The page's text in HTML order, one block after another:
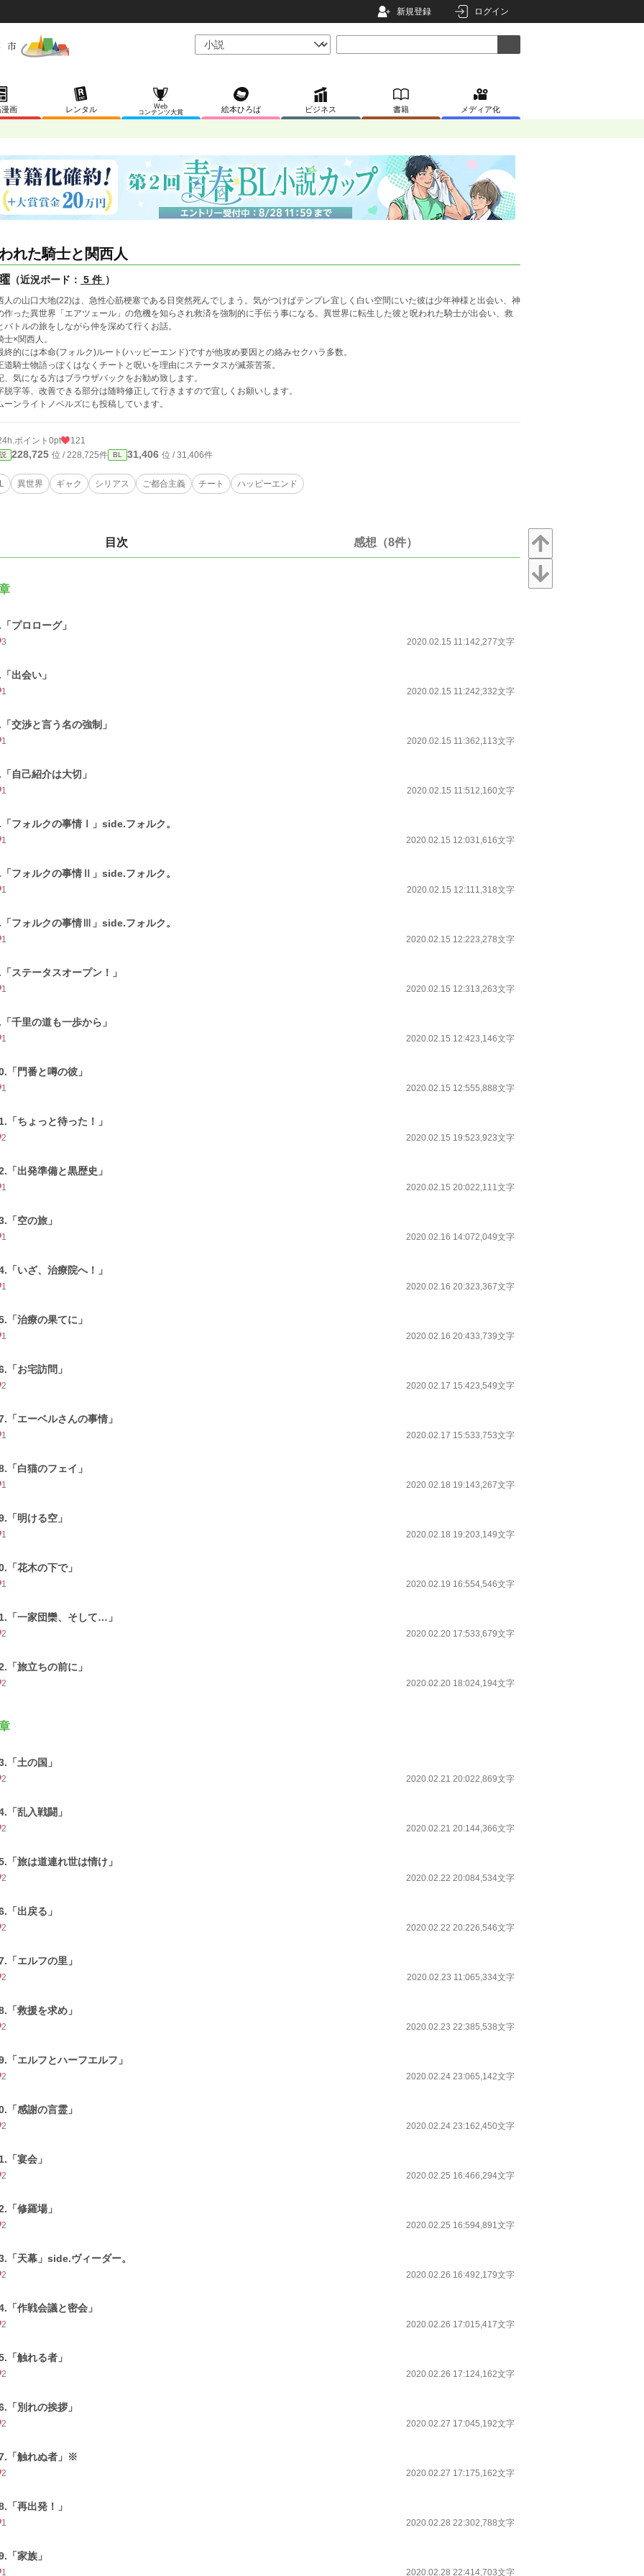
新規登録 ログイン
画 レンタル
Web
コンテンツ大賞
絵本ひろば ビジネス 書籍 メディア化
れた騎士と関西人
（近況ボード： 5 件 ）
人の山口大地(22)は、急性心筋梗塞である日突然死んでしまう。気がつけばテンプレ宜しく白い空間にいた彼は少年神様と出会い、神
作った異世界「エアツェール」の危機を知らされ救済を強制的に手伝う事になる。異世界に転生した彼と呪われた騎士が出会い、救
バトルの旅をしながら仲を深めて行くお話。
×関西人。
的には本命(フォルク)ルート(ハッピーエンド)ですが他攻め要因との絡みセクハラ多数。
騎士物語っぽくはなくチートと呪いを理由にステータスが滅茶苦茶。
、気になる方はブラウザバックをお勧め致します。
脱字等、改善できる部分は随時修正して行きますので宜しくお願いします。
ンライトノベルズにも投稿しています。
ポイント 0pt 121
228,725 位 / 228,725件 BL 31,406 位 / 31,406件
異世界 ギャク シリアス ご都合主義 チート ハッピーエンド
目次 感想（8件）
プロローグ」
3 2020.02.15 11:142,277文字
出会い」
1 2020.02.15 11:242,332文字
交渉と言う名の強制」
1 2020.02.15 11:362,113文字
自己紹介は大切」
1 2020.02.15 11:512,160文字
フォルクの事情Ⅰ」side.フォルク。
1 2020.02.15 12:031,616文字
フォルクの事情Ⅱ」side.フォルク。
1 2020.02.15 12:111,318文字
フォルクの事情Ⅲ」side.フォルク。
1 2020.02.15 12:223,278文字
ステータスオープン！」
1 2020.02.15 12:313,263文字
千里の道も一歩から」
1 2020.02.15 12:423,146文字
「門番と噂の彼」
1 2020.02.15 12:555,888文字
「ちょっと待った！」
2 2020.02.15 19:523,923文字
「出発準備と黒歴史」
1 2020.02.15 20:022,111文字
「空の旅」
1 2020.02.16 14:072,049文字
「いざ、治療院へ！」
1 2020.02.16 20:323,367文字
「治療の果てに」
1 2020.02.16 20:433,739文字
「お宅訪問」
2 2020.02.17 15:423,549文字
「エーベルさんの事情」
1 2020.02.17 15:533,753文字
「白猫のフェイ」
1 2020.02.18 19:143,267文字
「明ける空」
1 2020.02.18 19:203,149文字
「花木の下で」
1 2020.02.19 16:554,546文字
「一家団欒、そして…」
2 2020.02.20 17:533,679文字
「旅立ちの前に」
2 2020.02.20 18:024,194文字
「土の国」
2 2020.02.21 20:022,869文字
「乱入戦闘」
2 2020.02.21 20:144,366文字
「旅は道連れ世は情け」
2 2020.02.22 20:084,534文字
「出戻る」
2 2020.02.22 20:226,546文字
「エルフの里」
2 2020.02.23 11:065,334文字
「救援を求め」
2 2020.02.23 22:385,538文字
「エルフとハーフエルフ」
2 2020.02.24 23:065,142文字
「感謝の言霊」
2 2020.02.24 23:162,450文字
「宴会」
2 2020.02.25 16:466,294文字
「修羅場」
2 2020.02.25 16:594,891文字
「天幕」side.ヴィーダー。
2 2020.02.26 16:492,179文字
「作戦会議と密会」
2 2020.02.26 17:015,417文字
「触れる者」
2 2020.02.26 17:124,162文字
「別れの挨拶」
2 2020.02.27 17:045,192文字
「触れぬ者」※
2 2020.02.27 17:175,162文字
「再出発！」
1 2020.02.28 22:302,788文字
「家族」
1 2020.02.28 22:414,703文字